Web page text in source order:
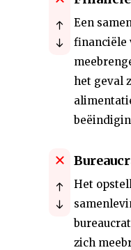
Een
financiële
het geval
Het
zich